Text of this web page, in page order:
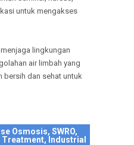
untuk mengakses
lingkungan
air limbah yang
bersih dan sehat untuk
Osmosis, SWRO,
Treatment, Industrial